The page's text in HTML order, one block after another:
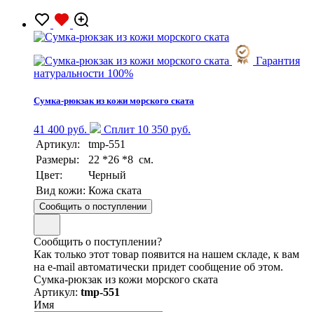
Гарантия
натуральности 100%
Сумка-рюкзак из кожи морского ската
41 400 руб.
Сплит 10 350 руб.
Артикул:
tmp-551
Размеры:
22 *26 *8 см.
Цвет:
Черный
Вид кожи: Кожа ската
Сообщить о поступлении
Сообщить о поступлении?
Как только этот товар появится на нашем складе, к вам
на e-mail автоматически придет сообщение об этом.
Сумка-рюкзак из кожи морского ската
Артикул: tmp-551
Имя